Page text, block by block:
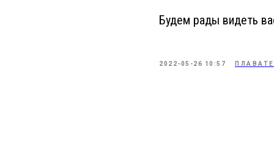
Будем рады видеть
2022-05-26 10:57